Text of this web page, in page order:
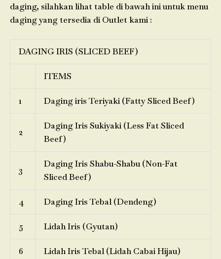
daging, silahkan lihat table di bawah ini untuk menu
daging yang tersedia di Outlet kami :
DAGING IRIS (SLICED BEEF)
ITEMS
1 Daging iris Teriyaki (Fatty Sliced Beef)
2
Daging Iris Sukiyaki (Less Fat Sliced
Beef)
3
Daging Iris Shabu-Shabu (Non-Fat
Sliced Beef)
4 Daging Iris Tebal (Dendeng)
5 Lidah Iris (Gyutan)
6 Lidah Iris Tebal (Lidah Cabai Hijau)